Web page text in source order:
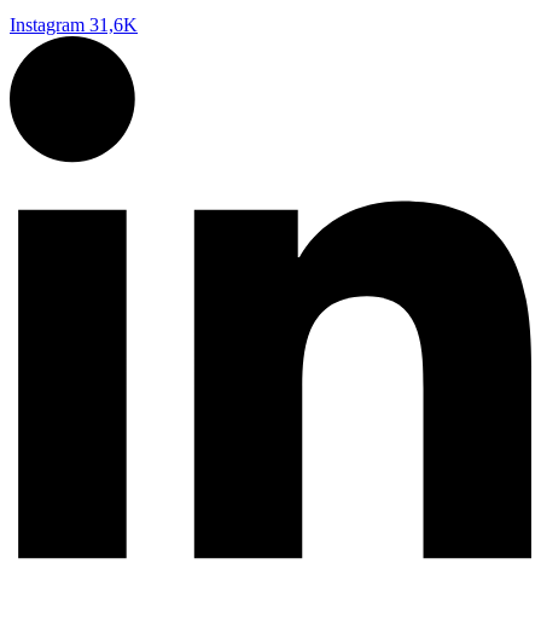
Instagram 31,6K